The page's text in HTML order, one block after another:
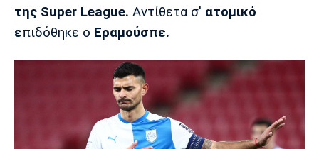
Euro
Διαιτησία
EuroCup
FIBA World Cup 2023
Κολύμβηση
Formula 1
Gaming
Plus
Πρωτοσέλιδα
ΟΦΗ
της Super League. Aντίθετα σ' ατομικό
επιδόθηκε ο Εραμούσπε.